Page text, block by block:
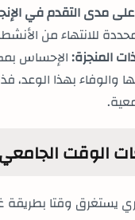
مدى التقدم في
للانتهاء من
المنجزة:الإحساس
والوفاء بهذا الوعد،
.
وقتا بطريقة